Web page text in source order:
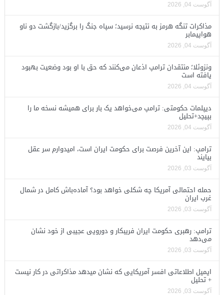
آگوست 04, 2026
مذاکرات تنگه هرمز به نتیجه نرسید؛ سپاه جنگ را برگزید/بازگشت دو ناو
هواپیمابر
آگوست 04, 2026
ونزوئلا؛ منتقدان ترامپ اذعان می‌کنند که حق با او بود وضعیت بهبود
یافته است
آگوست 04, 2026
دیپلمات حکومتی: ترامپ می‌خواهد یک بار برای همیشه نسخه ما را
بپیچد+تحلیل
آگوست 04, 2026
ترامپ: این آخرین فرصت برای حکومت ایران است، امیدوارم سر عقل
بیایند
آگوست 03, 2026
حمله احتمالی آمریکا چه شکلی خواهد بود؟ آماده‌باش کامل در شمال
غرب ایران
آگوست 03, 2026
ترامپ: رهبری حکومت ایران فریبکار و دورویی عجیبی از خود نشان
می‌دهد
آگوست 03, 2026
ایمیل اطلاعاتی افسر آمریکایی که نشان میدهد مذاکراتی در کار نیست
+ تحلیل
آگوست 03, 2026